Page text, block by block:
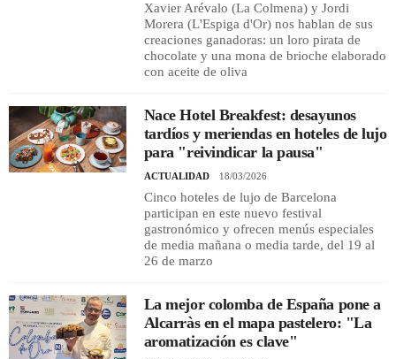
Xavier Arévalo (La Colmena) y Jordi
Morera (L'Espiga d'Or) nos hablan de sus
creaciones ganadoras: un loro pirata de
chocolate y una mona de brioche elaborado
con aceite de oliva
Nace Hotel Breakfest: desayunos
tardíos y meriendas en hoteles de lujo
para "reivindicar la pausa"
ACTUALIDAD 18/03/2026
Cinco hoteles de lujo de Barcelona
participan en este nuevo festival
gastronómico y ofrecen menús especiales
de media mañana o media tarde, del 19 al
26 de marzo
La mejor colomba de España pone a
Alcarràs en el mapa pastelero: "La
aromatización es clave"